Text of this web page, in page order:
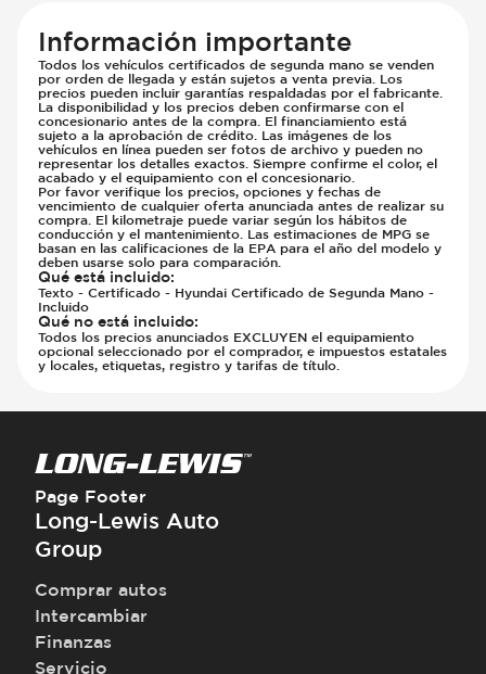
Información importante
Todos los vehículos certificados de segunda mano se venden
por orden de llegada y están sujetos a venta previa. Los
precios pueden incluir garantías respaldadas por el fabricante.
La disponibilidad y los precios deben confirmarse con el
concesionario antes de la compra. El financiamiento está
sujeto a la aprobación de crédito. Las imágenes de los
vehículos en línea pueden ser fotos de archivo y pueden no
representar los detalles exactos. Siempre confirme el color, el
acabado y el equipamiento con el concesionario.
Por favor verifique los precios, opciones y fechas de
vencimiento de cualquier oferta anunciada antes de realizar su
compra. El kilometraje puede variar según los hábitos de
conducción y el mantenimiento. Las estimaciones de MPG se
basan en las calificaciones de la EPA para el año del modelo y
deben usarse solo para comparación.
Qué está incluido:
Texto - Certificado - Hyundai Certificado de Segunda Mano -
Incluido
Qué no está incluido:
Todos los precios anunciados EXCLUYEN el equipamiento
opcional seleccionado por el comprador, e impuestos estatales
y locales, etiquetas, registro y tarifas de título.
Page Footer
Long-Lewis Auto
Group
Comprar autos
Intercambiar
Finanzas
Servicio